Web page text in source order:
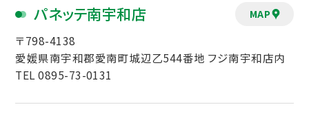
パネッテ南宇和店
〒798-4138
愛媛県南宇和郡愛南町城辺乙544番地 フジ南宇和店内
TEL 0895-73-0131
MAP